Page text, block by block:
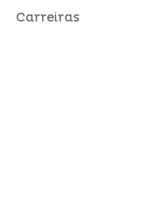
Carreiras